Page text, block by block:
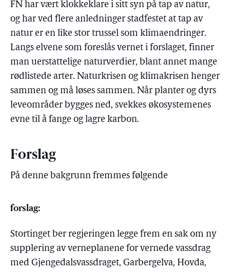
FN har vært klokkeklare i sitt syn på tap av natur,
og har ved flere anledninger stadfestet at tap av
natur er en like stor trussel som klimaendringer.
Langs elvene som foreslås vernet i forslaget, finner
man uerstattelige naturverdier, blant annet mange
rødlistede arter. Naturkrisen og klimakrisen henger
sammen og må løses sammen. Når planter og dyrs
leveområder bygges ned, svekkes økosystemenes
evne til å fange og lagre karbon.
Forslag
På denne bakgrunn fremmes følgende
forslag:
Stortinget ber regjeringen legge frem en sak om ny
supplering av verneplanene for vernede vassdrag
med Gjengedalsvassdraget, Garbergelva, Hovda,